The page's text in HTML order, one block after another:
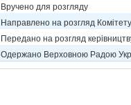
Вручено для розгляду
Направлено на розгляд Комітету
Передано на розгляд
Одержано Верховною Радою